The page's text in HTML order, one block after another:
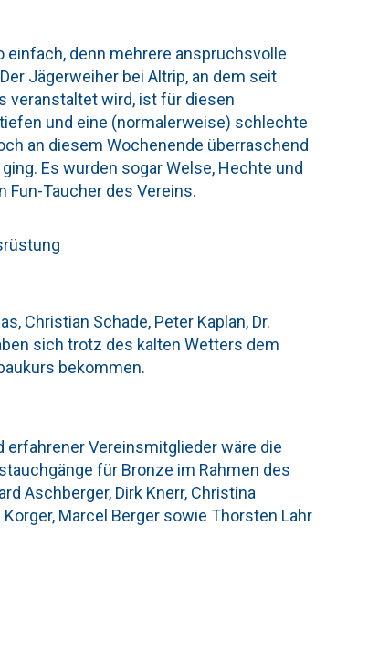
einfach, denn mehrere anspruchsvolle
Jägerweiher bei Altrip, an dem seit
veranstaltet wird, ist für diesen
und eine (normalerweise) schlechte
an diesem Wochenende überraschend
Es wurden sogar Welse, Hechte und
Fun-Taucher des Vereins.
Christian Schade, Peter Kaplan, Dr.
sich trotz des kalten Wetters dem
bekommen.
Vereinsmitglieder wäre die
für Bronze im Rahmen des
Aschberger, Dirk Knerr, Christina
Marcel Berger sowie Thorsten Lahr